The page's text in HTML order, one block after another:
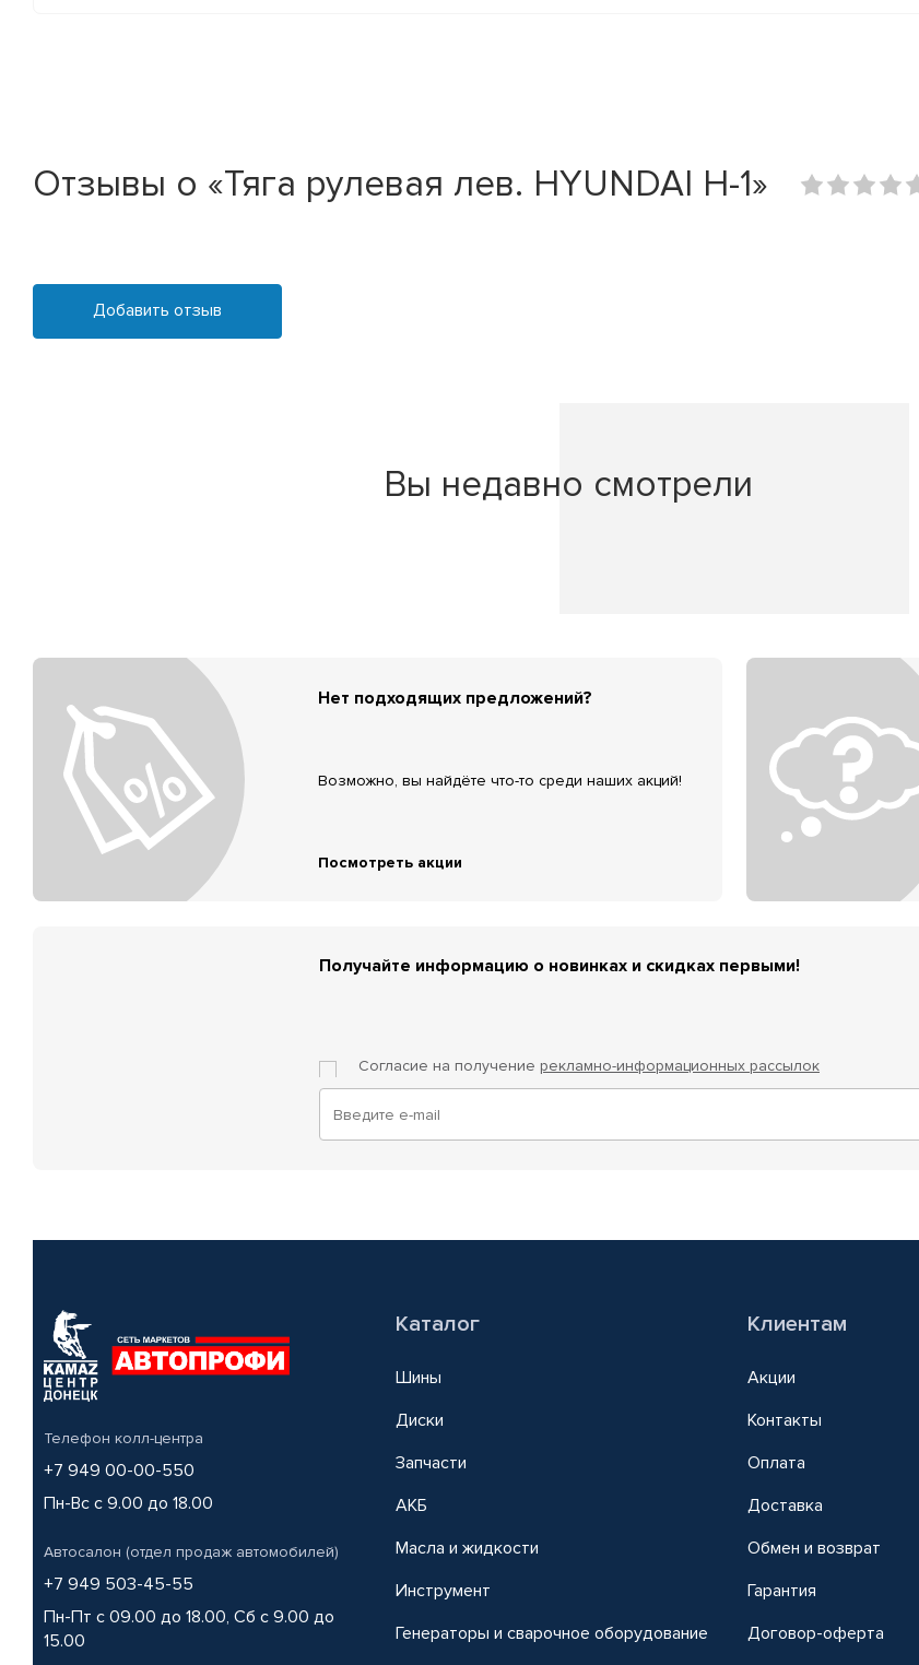
Отзывы о «Тяга рулевая лев. HYUNDAI H-1»
Добавить отзыв
Вы недавно смотрели
Нет подходящих предложений?
Возможно, вы найдёте что-то среди наших акций!
Посмотреть акции
Получайте информацию о новинках и скидках первыми!
Согласие на получение рекламно-информационных рассылок
Телефон колл-центра
+7 949 00-00-550
Пн-Вс с 9.00 до 18.00
Автосалон (отдел продаж автомобилей)
+7 949 503-45-55
Пн-Пт с 09.00 до 18.00, Сб с 9.00 до
15.00
Каталог
Шины
Диски
Запчасти
АКБ
Масла и жидкости
Инструмент
Генераторы и сварочное оборудование
Клиентам
Акции
Контакты
Оплата
Доставка
Обмен и возврат
Гарантия
Договор-оферта